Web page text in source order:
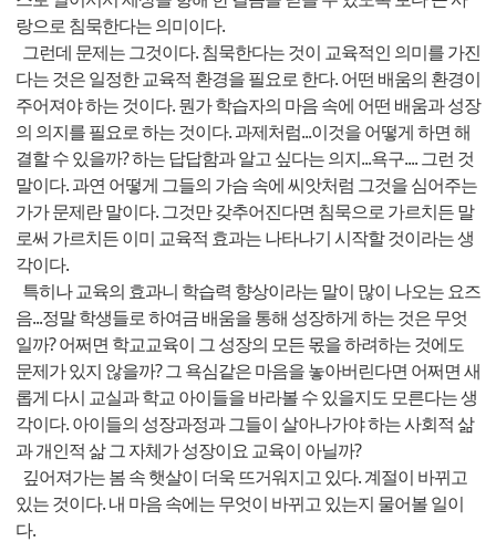
랑으로 침묵한다는 의미이다.
그런데 문제는 그것이다. 침묵한다는 것이 교육적인 의미를 가진
다는 것은 일정한 교육적 환경을 필요로 한다. 어떤 배움의 환경이
주어져야 하는 것이다. 뭔가 학습자의 마음 속에 어떤 배움과 성장
의 의지를 필요로 하는 것이다. 과제처럼...이것을 어떻게 하면 해
결할 수 있을까? 하는 답답함과 알고 싶다는 의지...욕구.... 그런 것
말이다. 과연 어떻게 그들의 가슴 속에 씨앗처럼 그것을 심어주는
가가 문제란 말이다. 그것만 갖추어진다면 침묵으로 가르치든 말
로써 가르치든 이미 교육적 효과는 나타나기 시작할 것이라는 생
각이다.
특히나 교육의 효과니 학습력 향상이라는 말이 많이 나오는 요즈
음...정말 학생들로 하여금 배움을 통해 성장하게 하는 것은 무엇
일까? 어쩌면 학교교육이 그 성장의 모든 몫을 하려하는 것에도
문제가 있지 않을까? 그 욕심같은 마음을 놓아버린다면 어쩌면 새
롭게 다시 교실과 학교 아이들을 바라볼 수 있을지도 모른다는 생
각이다. 아이들의 성장과정과 그들이 살아나가야 하는 사회적 삶
과 개인적 삶 그 자체가 성장이요 교육이 아닐까?
깊어져가는 봄 속 햇살이 더욱 뜨거워지고 있다. 계절이 바뀌고
있는 것이다. 내 마음 속에는 무엇이 바뀌고 있는지 물어볼 일이
다.